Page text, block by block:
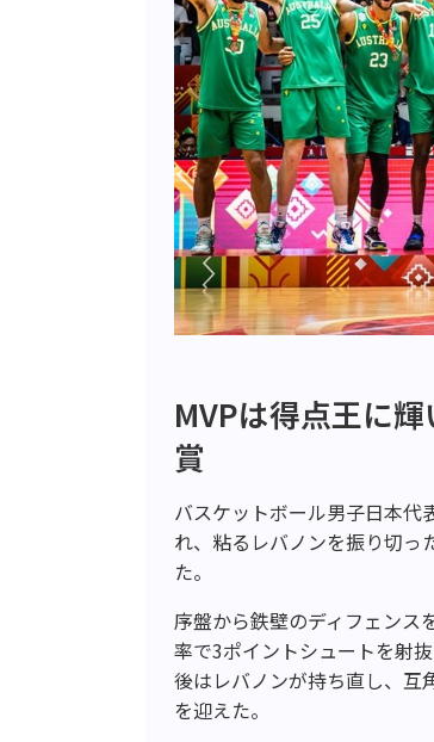
MVPは得点王に
賞
バスケットボール男子日本代
れ、粘るレバノンを振り切っ
た。
序盤から鉄壁のディフェンス
率で3ポイントシュートを射
後はレバノンが持ち直し、互
を迎えた。